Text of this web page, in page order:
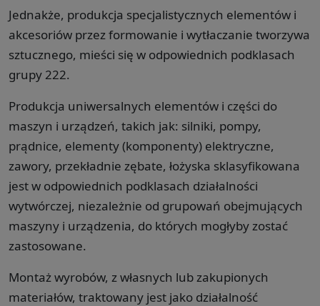
Jednakże, produkcja specjalistycznych elementów i
akcesoriów przez formowanie i wytłaczanie tworzywa
sztucznego, mieści się w odpowiednich podklasach
grupy 222.
Produkcja uniwersalnych elementów i części do
maszyn i urządzeń, takich jak: silniki, pompy,
prądnice, elementy (komponenty) elektryczne,
zawory, przekładnie zębate, łożyska sklasyfikowana
jest w odpowiednich podklasach działalności
wytwórczej, niezależnie od grupowań obejmujących
maszyny i urządzenia, do których mogłyby zostać
zastosowane.
Montaż wyrobów, z własnych lub zakupionych
materiałów, traktowany jest jako działalność